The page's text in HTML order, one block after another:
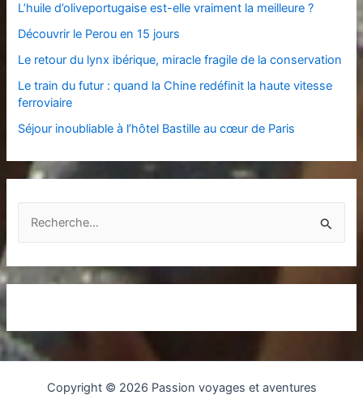
L’huile d’oliveportugaise est-elle vraiment la meilleure ?
Découvrir le Perou en 15 jours
Le retour du lynx ibérique, miracle fragile de la conservation
Le train du futur : quand la Chine redéfinit la haute vitesse
ferroviaire
Séjour inoubliable à l’hôtel Bastille au cœur de Paris
h
r
c
Copyright © 2026 Passion voyages et aventures